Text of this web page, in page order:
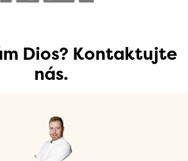
Dios? Kontaktujte
nás.